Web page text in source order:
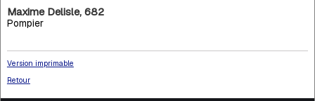
Maxime Delisle, 682
Pompier
Version imprimable
Retour